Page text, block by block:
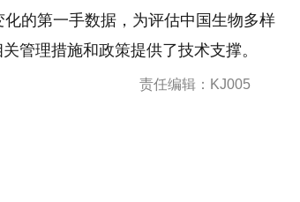
的第一手数据，为评估中国生物多样
管理措施和政策提供了技术支撑。
责任编辑：KJ005